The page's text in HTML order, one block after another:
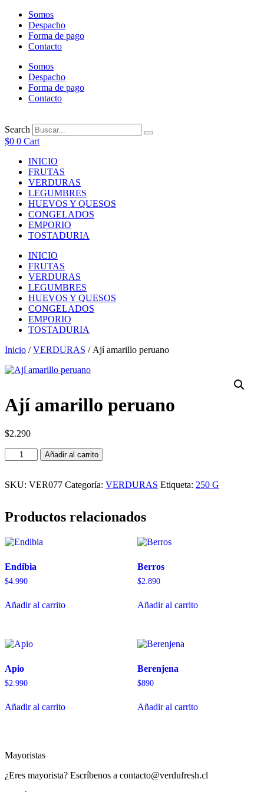
contenido
Somos
Despacho
Forma de pago
Contacto
Somos
Despacho
Forma de pago
Contacto
Search
$0 0 Cart
INICIO
FRUTAS
VERDURAS
LEGUMBRES
HUEVOS Y QUESOS
CONGELADOS
EMPORIO
TOSTADURIA
INICIO
FRUTAS
VERDURAS
LEGUMBRES
HUEVOS Y QUESOS
CONGELADOS
EMPORIO
TOSTADURIA
Inicio /VERDURAS / Ají amarillo peruano
Ají amarillo peruano
$2.290
amarillo
cantidad
Añadir al carrito
SKU: VER077 Categoría: VERDURAS Etiqueta: 250 G
Productos relacionados
Endibia
$4.990
Añadir al carrito
Berros
$2.890
Añadir al carrito
Apio
$2.990
Añadir al carrito
Berenjena
$890
Añadir al carrito
Mayoristas
¿Eres mayorista? Escríbenos a contacto@verdufresh.cl